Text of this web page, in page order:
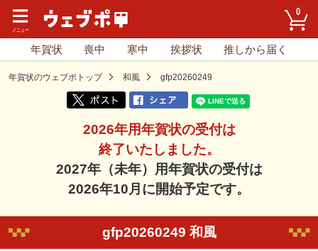
0
年賀状 喪中 寒中 挨拶状 推しから届く
年賀状のウェブポトップ 和風 gfp20260249
2026年用年賀状の受付は
終了いたしました。
2027年（未年）用年賀状の受付は
2026年10月に開始予定です。
gfp20260249 和風